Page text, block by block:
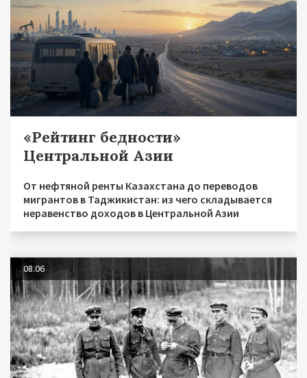
«Рейтинг бедности»
Центральной Азии
От нефтяной ренты Казахстана до переводов
мигрантов в Таджикистан: из чего складывается
неравенство доходов в Центральной Азии
08.06